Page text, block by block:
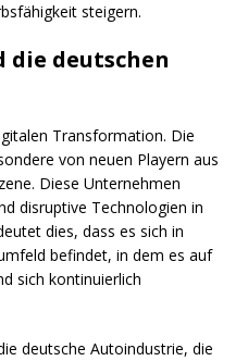
steigern.
die deutschen
Transformation. Die
von neuen Playern aus
Diese Unternehmen
disruptive Technologien in
dies, dass es sich in
befindet, in dem es auf
sich kontinuierlich
deutsche Autoindustrie, die